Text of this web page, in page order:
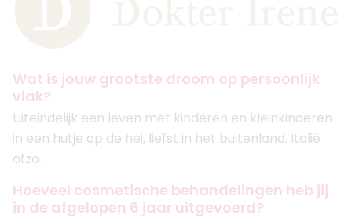
Wat is jouw grootste droom op persoonlijk
vlak?
Uiteindelijk een leven met kinderen en kleinkinderen
in een hutje op de hei, liefst in het buitenland. Italië
ofzo.
Hoeveel cosmetische behandelingen heb jij
in de afgelopen 6 jaar uitgevoerd?